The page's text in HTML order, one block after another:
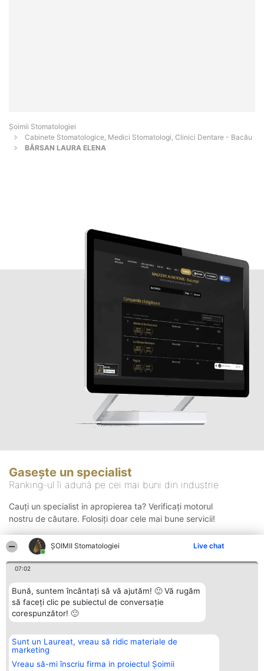
ȘOIMII Stomatologiei Live chat
07:02
Bună, suntem încântați să vă ajutăm! 🙂 Vă rugăm
să faceți clic pe subiectul de conversație
corespunzător! 🙂
Sunt un Laureat, vreau să ridic materiale de
marketing
Vreau să-mi înscriu firma in proiectul Șoimii
Șoimii Stomatologiei
Cabinete Stomatologice, Medici Stomatologi, Clinici Dentare - Bacău
BÂRSAN LAURA ELENA
Gasește un specialist
Ranking-ul îi adună pe cei mai buni din industrie
Cauți un specialist in apropierea ta? Verificați motorul
nostru de căutare. Folosiți doar cele mai bune servicii!
Organizator Ranking
BRIGHT SOLUTIONS BR SRL
Aleea Timisul De Sus 2 Bl. A30
Sc. A Et. 4 Ap. 13 Cod 061952
Plebiscyt
Lista Tuturor
Laureaților
Contact